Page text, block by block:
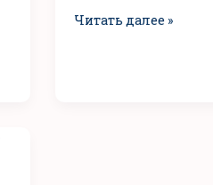
Читать далее »